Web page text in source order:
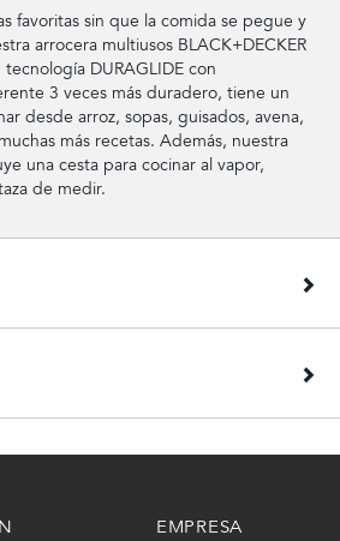
favoritas sin que la comida se pegue y
arrocera multiusos BLACK+DECKER
DURAGLIDE con
3 veces más duradero, tiene un
desde arroz, sopas, guisados, avena,
más recetas. Además, nuestra
una cesta para cocinar al vapor,
de medir.
EMPRESA